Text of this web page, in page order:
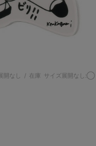
開なし / 在庫 サイズ展開なし:◯